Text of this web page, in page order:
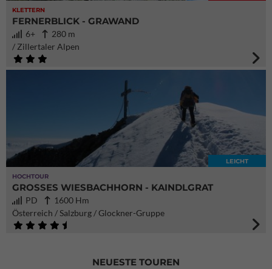
KLETTERN
FERNERBLICK - GRAWAND
6+
280 m
/ Zillertaler Alpen
HOCHTOUR
LEICHT
GROSSES WIESBACHHORN - KAINDLGRAT
PD
1600 Hm
Österreich / Salzburg / Glockner-Gruppe
NEUESTE TOUREN